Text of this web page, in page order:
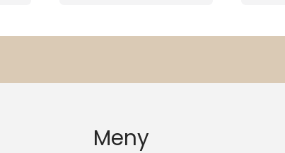
Meny